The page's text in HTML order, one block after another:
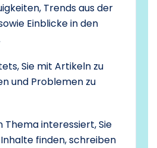
Trends aus der
Einblicke in den
Sie mit Artikeln zu
und Problemen zu
Thema interessiert, Sie
finden, schreiben